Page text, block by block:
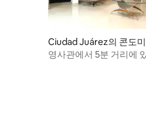
Ciudad Juárez의 콘도
영사관에서 5분 거리에